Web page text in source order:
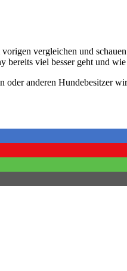
vergleichen und
bereits viel besser geht und
anderen Hundebesitzer